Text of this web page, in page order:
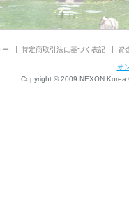
ー 特定商取引法に基づく表記 資
オ
Copyright © 2009 NEXON Korea